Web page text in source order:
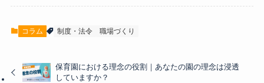
コラム 制度・法令 職場づくり
保育園における理念の役割｜あなたの園の理念は浸透
していますか？